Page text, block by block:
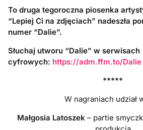
To druga tegoroczna piosenka
“Lepiej Ci na zdjęciach” nadeszła
numer “Dalie”.
Słuchaj utworu “Dalie” w serwisach
cyfrowych: https://adm.ffm.to/Dalie
*****
W nagraniach udział
Małgosia Latoszek– partie